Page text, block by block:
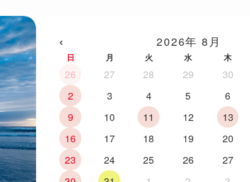
‹ 2026年 8月
日 月 火 水 木
26 27 28 29 30
2
3 4 5 6
9
10 11 12 13
16
17 18 19 20
23
24 25 26 27